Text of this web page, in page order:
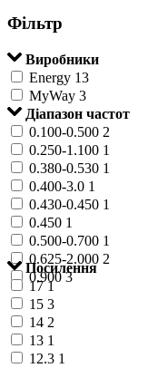
Фільтр
Виробники
Energy 13
MyWay 3
Діапазон частот
0.100-0.500 2
0.250-1.100 1
0.380-0.530 1
0.400-3.0 1
0.430-0.450 1
0.450 1
0.500-0.700 1
0.625-2.000 2
0.900 3
Посилення
17 1
15 3
14 2
13 1
12.3 1